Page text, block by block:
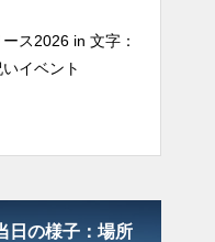
ス2026 in 文字：
イベント
の案内と当日の
日の様子：場所